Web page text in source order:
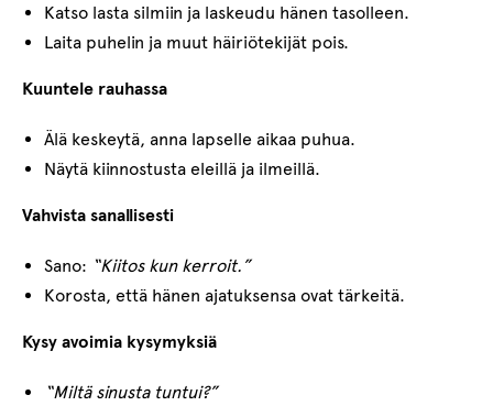
Katso lasta silmiin ja laskeudu hänen tasolleen.
Laita puhelin ja muut häiriötekijät pois.
Kuuntele rauhassa
Älä keskeytä, anna lapselle aikaa puhua.
Näytä kiinnostusta eleillä ja ilmeillä.
Vahvista sanallisesti
Sano: “Kiitos kun kerroit.”
Korosta, että hänen ajatuksensa ovat tärkeitä.
Kysy avoimia kysymyksiä
“Miltä sinusta tuntui?”